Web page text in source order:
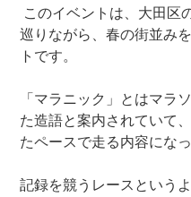
このイベントは、大田区
巡りながら、春の街並み
トです。
「マラニック」とはマラ
た造語と案内されていて
たペースで走る内容になっ
記録を競うレースという